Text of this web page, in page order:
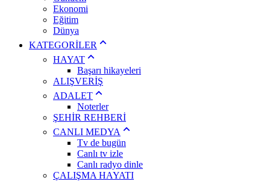
Ekonomi
Eğitim
Dünya
KATEGORİLER
HAYAT
Başarı hikayeleri
ALIŞVERİŞ
ADALET
Noterler
ŞEHİR REHBERİ
CANLI MEDYA
Tv de bugün
Canlı tv izle
Canlı radyo dinle
ÇALIŞMA HAYATI